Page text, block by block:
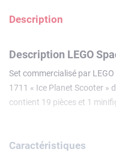
Description
Description LEGO
Set commercialisé par LEGO
1711 « Ice Planet Scooter »
contient 19 pièces et 1
Caractéristiques